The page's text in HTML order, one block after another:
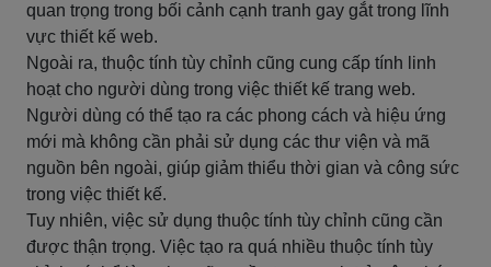
quan trọng trong bối cảnh cạnh tranh gay gắt trong lĩnh
vực thiết kế web.
Ngoài ra, thuộc tính tùy chỉnh cũng cung cấp tính linh
hoạt cho người dùng trong việc thiết kế trang web.
Người dùng có thể tạo ra các phong cách và hiệu ứng
mới mà không cần phải sử dụng các thư viện và mã
nguồn bên ngoài, giúp giảm thiểu thời gian và công sức
trong việc thiết kế.
Tuy nhiên, việc sử dụng thuộc tính tùy chỉnh cũng cần
được thận trọng. Việc tạo ra quá nhiều thuộc tính tùy